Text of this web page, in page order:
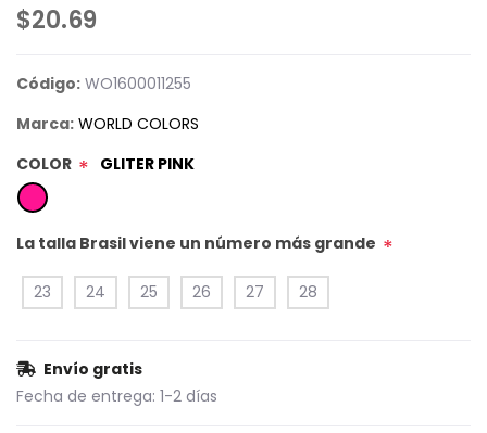
$20.69
Código: WO1600011255
Marca: WORLD COLORS
COLOR * GLITER PINK
La talla Brasil viene un número más grande *
23 24 25 26 27 28
Envío gratis
Fecha de entrega: 1-2 días